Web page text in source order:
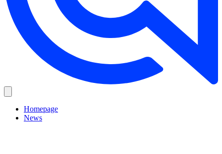
Homepage
News